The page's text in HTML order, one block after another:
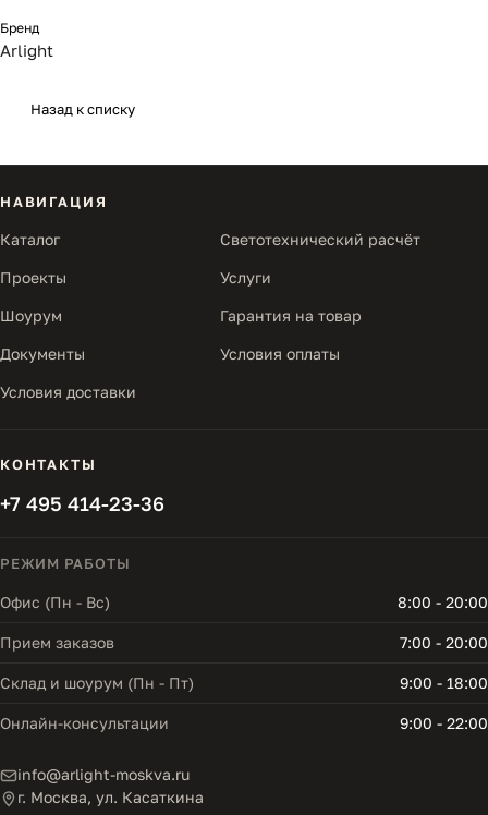
Бренд
Arlight
Назад к списку
НАВИГАЦИЯ
Каталог Светотехнический расчёт
Проекты Услуги
Шоурум Гарантия на товар
Документы Условия оплаты
Условия доставки
КОНТАКТЫ
+7 495 414-23-36
РЕЖИМ РАБОТЫ
Офис (Пн - Вс) 8:00 - 20:00
Прием заказов 7:00 - 20:00
Склад и шоурум (Пн - Пт) 9:00 - 18:00
Онлайн-консультации 9:00 - 22:00
info@arlight-moskva.ru
г. Москва, ул. Касаткина